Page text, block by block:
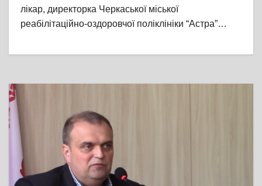
лікар, директорка Черкаської міської
реабілітаційно-оздоровчої поліклініки “Астра”…